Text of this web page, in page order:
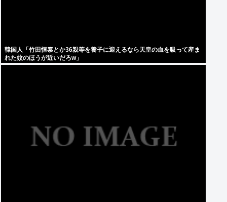
韓国人「竹田恒泰とか36親等を養子に迎えるなら天皇の血を吸って産ま
れた蚊のほうが近いだろw」